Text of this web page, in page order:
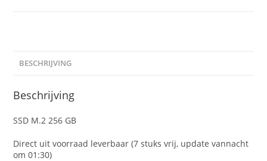
BESCHRIJVING
Beschrijving
SSD M.2 256 GB
Direct uit voorraad leverbaar (7 stuks vrij, update vannacht
om 01:30)